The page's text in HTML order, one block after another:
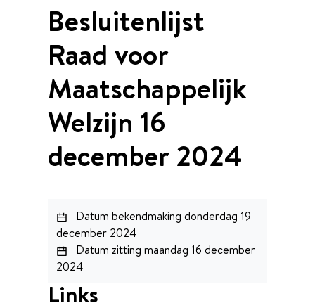
Besluitenlijst
Raad voor
Maatschappelijk
Welzijn 16
december 2024
Datum bekendmaking donderdag 19
december 2024
Datum zitting maandag 16 december
2024
Links